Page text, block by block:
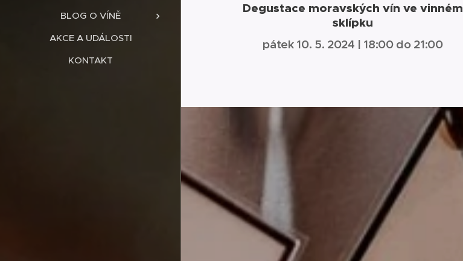
BLOG O VÍNĚ
AKCE A UDÁLOSTI
KONTAKT
Degustace moravských vín ve vinném
sklípku
pátek 10. 5. 2024 | 18:00 do 21:00